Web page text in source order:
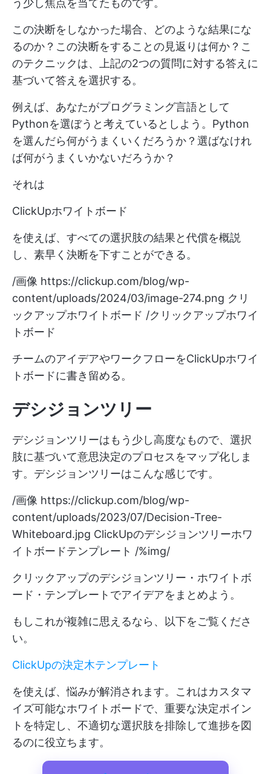
う少し焦点を当てたものです。
この決断をしなかった場合、どのような結果にな
るのか？この決断をすることの見返りは何か？こ
のテクニックは、上記の2つの質問に対する答えに
基づいて答えを選択する。
例えば、あなたがプログラミング言語として
Pythonを選ぼうと考えているとしよう。Python
を選んだら何がうまくいくだろうか？選ばなけれ
ば何がうまくいかないだろうか？
それは
ClickUpホワイトボード
を使えば、すべての選択肢の結果と代償を概説
し、素早く決断を下すことができる。
/画像 https://clickup.com/blog/wp-
content/uploads/2024/03/image-274.png クリ
ックアップホワイトボード /クリックアップホワイ
トボード
チームのアイデアやワークフローをClickUpホワイ
トボードに書き留める。
デシジョンツリー
デシジョンツリーはもう少し高度なもので、選択
肢に基づいて意思決定のプロセスをマップ化しま
す。デシジョンツリーはこんな感じです。
/画像 https://clickup.com/blog/wp-
content/uploads/2023/07/Decision-Tree-
Whiteboard.jpg ClickUpのデシジョンツリーホワ
イトボードテンプレート /%img/
クリックアップのデシジョンツリー・ホワイトボ
ード・テンプレートでアイデアをまとめよう。
もしこれが複雑に思えるなら、以下をご覧くださ
い。
ClickUpの決定木テンプレート
を使えば、悩みが解消されます。これはカスタマ
イズ可能なホワイトボードで、重要な決定ポイン
トを特定し、不適切な選択肢を排除して進捗を図
るのに役立ちます。